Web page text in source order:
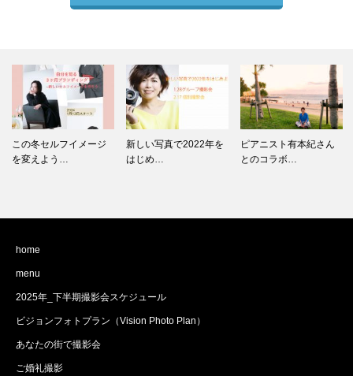
新しい写真で2022年を
はじめ…
ピアニスト有本紀さん
とのコラボ…
home
menu
2025年_下半期撮影会スケジュール
ビジョンフォトプラン（Vision Photo Plan）
あなたの街で撮影会
ご婚礼撮影